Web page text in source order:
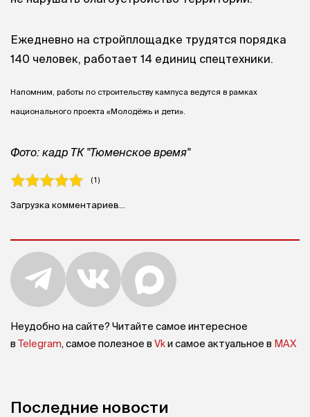
Ежедневно на стройплощадке трудятся порядка
140 человек, работает 14 единиц спецтехники.
Напомним, работы по строительству кампуса ведутся в рамках
национального проекта «Молодёжь и дети».
Фото: кадр ТК "Тюменское время"
( 1 )
Загрузка комментариев...
Неудобно на сайте? Читайте самое интересное
в Telegram, самое полезное в Vkи самое актуальное в MAX
Последние новости